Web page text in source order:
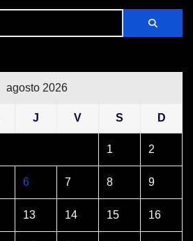
agosto 2026
J V S D
1 2
6 7 8 9
13 14 15 16